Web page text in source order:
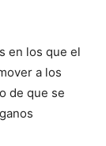
en los que el
a los
de que se